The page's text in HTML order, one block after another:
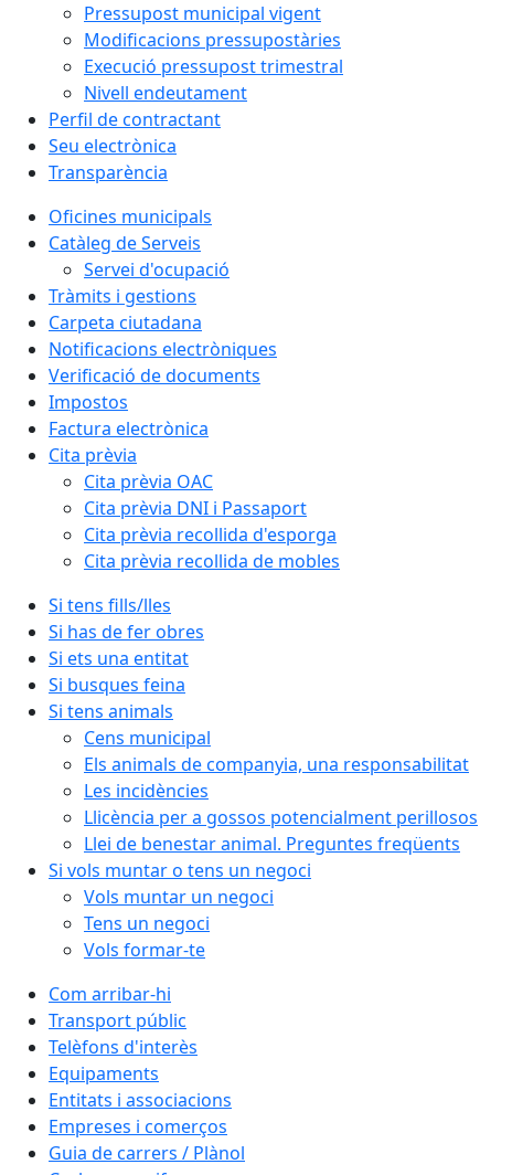
Pressupost municipal vigent
Modificacions pressupostàries
Execució pressupost trimestral
Nivell endeutament
Perfil de contractant
Seu electrònica
Transparència
Oficines municipals
Catàleg de Serveis
Servei d'ocupació
Tràmits i gestions
Carpeta ciutadana
Notificacions electròniques
Verificació de documents
Impostos
Factura electrònica
Cita prèvia
Cita prèvia OAC
Cita prèvia DNI i Passaport
Cita prèvia recollida d'esporga
Cita prèvia recollida de mobles
Si tens fills/lles
Si has de fer obres
Si ets una entitat
Si busques feina
Si tens animals
Cens municipal
Els animals de companyia, una responsabilitat
Les incidències
Llicència per a gossos potencialment perillosos
Llei de benestar animal. Preguntes freqüents
Si vols muntar o tens un negoci
Vols muntar un negoci
Tens un negoci
Vols formar-te
Com arribar-hi
Transport públic
Telèfons d'interès
Equipaments
Entitats i associacions
Empreses i comerços
Guia de carrers / Plànol